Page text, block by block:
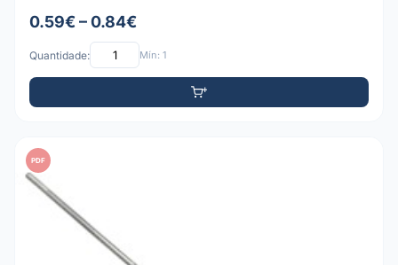
0.59€ – 0.84€
Quantidade: Mín: 1
PDF